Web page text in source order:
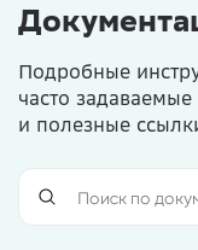
Подробные
часто
и полезные